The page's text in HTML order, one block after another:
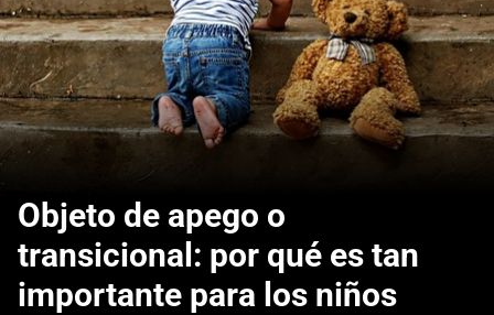
Objeto de apego o
transicional: por qué es tan
importante para los niños